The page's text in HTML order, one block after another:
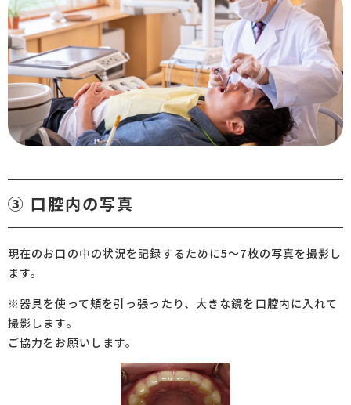
③ 口腔内の写真
現在のお口の中の状況を記録するために5～7枚の写真を撮影し
ます。
※器具を使って頬を引っ張ったり、大きな鏡を口腔内に入れて
撮影します。
ご協力をお願いします。